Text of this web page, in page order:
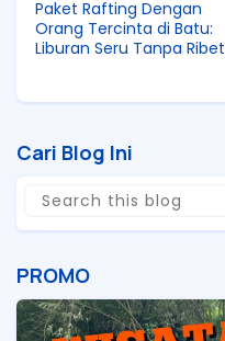
Paket Rafting Dengan
Orang Tercinta di Batu:
Liburan Seru Tanpa Ribet
Cari Blog Ini
PROMO